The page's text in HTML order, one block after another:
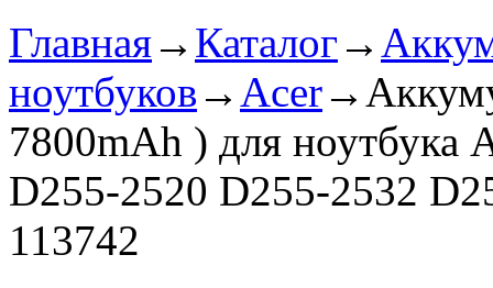
Главная→ Каталог →
ноутбуков → Acer→
7800mAh ) для ноутбука
D255-2520 D255-2532
113742